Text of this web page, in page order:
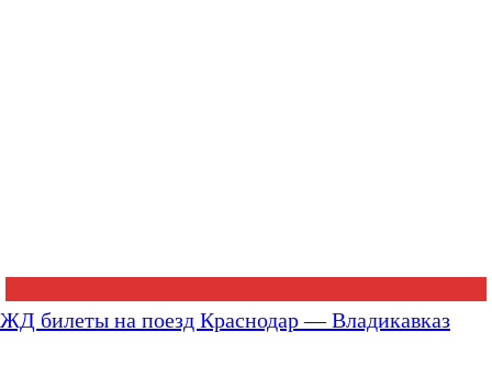
ЖД билеты на поезд Краснодар — Владикавказ